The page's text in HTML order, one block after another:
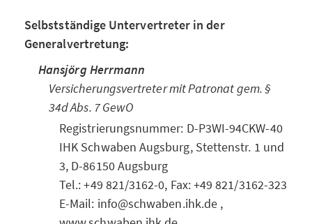
Selbstständige Untervertreter in der
Generalvertretung:
Hansjörg Herrmann
Versicherungsvertreter mit Patronat gem. §
34d Abs. 7 GewO
Registrierungsnummer: D-P3WI-94CKW-40
IHK Schwaben Augsburg, Stettenstr. 1 und
3, D-86150 Augsburg
Tel.: +49 821/3162-0, Fax: +49 821/3162-323
E-Mail: info@schwaben.ihk.de ,